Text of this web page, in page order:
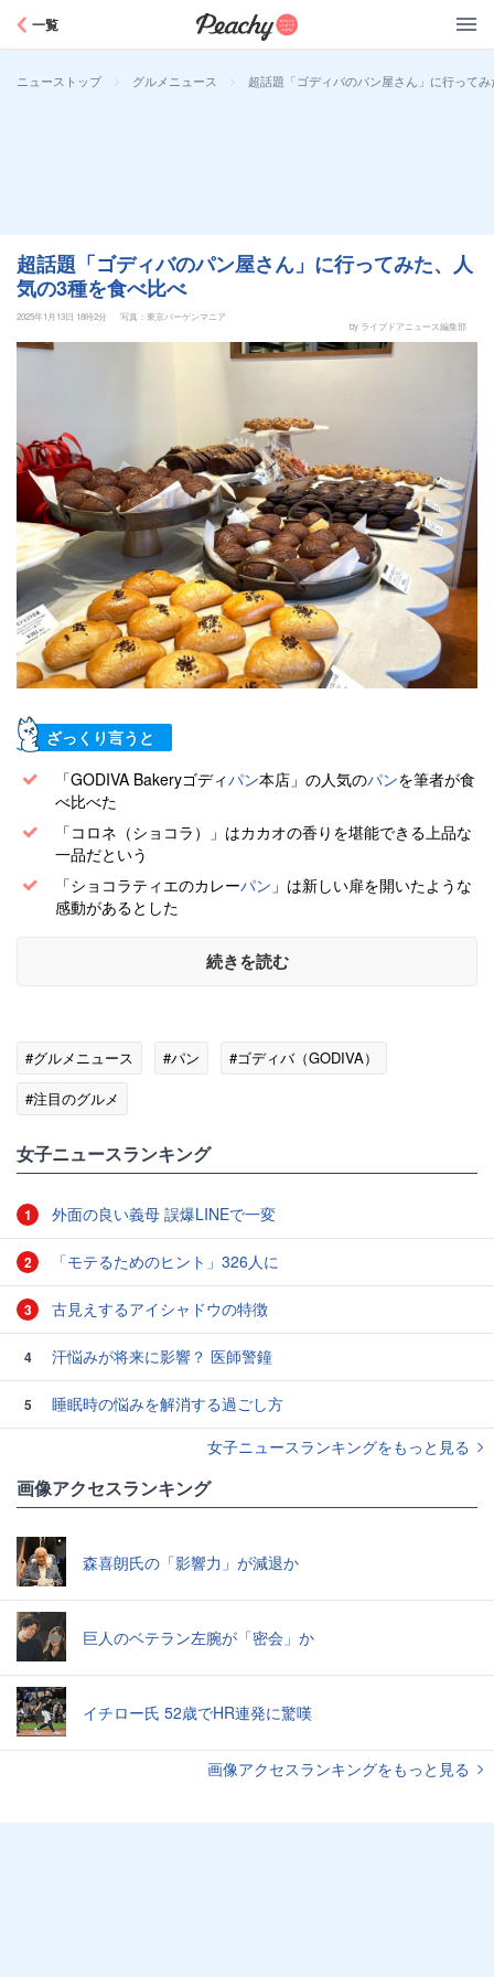
一覧
ニューストップ > グルメニュース > 超話題「ゴディバのパン屋さん」に行って
超話題「ゴディバのパン屋さん」に行ってみた、人
気の3種を食べ比べ
2025年1月13日 18時2分
写真：東京バーゲンマニア
by ライブドアニュース編集部
ざっくり言うと
「GODIVA Bakeryゴディパン本店」の人気のパンを筆者が食
べ比べた
「コロネ（ショコラ）」はカカオの香りを堪能できる上品な
一品だという
「ショコラティエのカレーパン 」は新しい扉を開いたような
感動があるとした
続きを読む
#グルメニュース #パン
#ゴディバ（GODIVA）
#注目のグルメ
女子ニュースランキング
1 外面の良い義母 誤爆LINEで一変
2 「モテるためのヒント」326人に
3 古見えするアイシャドウの特徴
4 汗悩みが将来に影響？ 医師警鐘
5
睡眠時の悩みを解消する過ごし方
女子ニュースランキングをもっと見る
画像アクセスランキング
森喜朗氏の「影響力」が減退か
巨人のベテラン左腕が「密会」か
イチロー氏 52歳でHR連発に驚嘆
画像アクセスランキングをもっと見る